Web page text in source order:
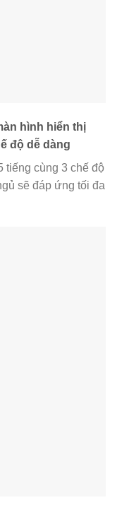
hình hiển thị
độ dễ dàng
tiếng cùng 3 chế độ
sẽ đáp ứng tối đa